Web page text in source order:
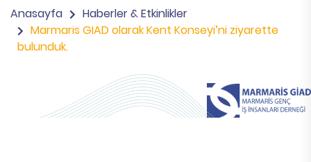
Anasayfa
Haberler & Etkinlikler
Marmaris GIAD olarak Kent Konseyi’ni ziyarette
bulunduk.